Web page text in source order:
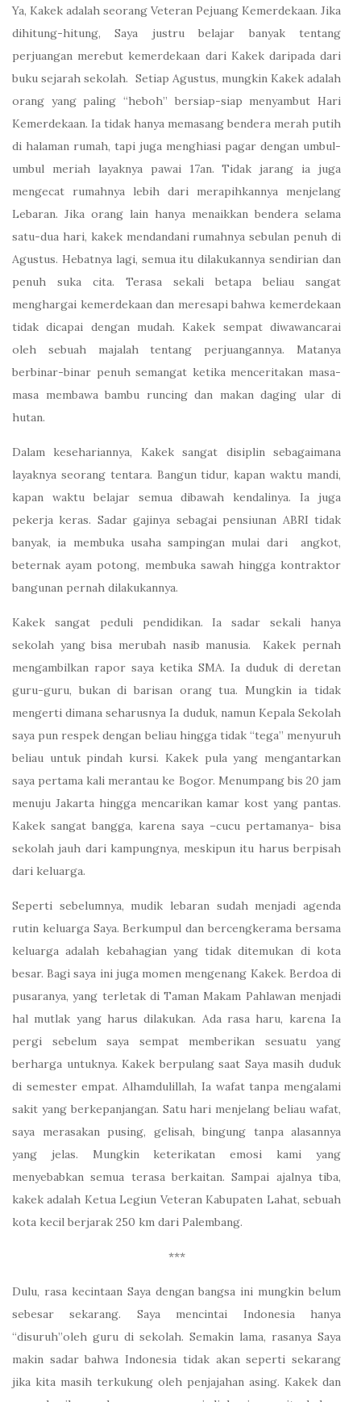
Ya, Kakek adalah seorang Veteran Pejuang Kemerdekaan. Jika
dihitung-hitung, Saya justru belajar banyak tentang
perjuangan merebut kemerdekaan dari Kakek daripada dari
buku sejarah sekolah. Setiap Agustus, mungkin Kakek adalah
orang yang paling “heboh” bersiap-siap menyambut Hari
Kemerdekaan. Ia tidak hanya memasang bendera merah putih
di halaman rumah, tapi juga menghiasi pagar dengan umbul-
umbul meriah layaknya pawai 17an. Tidak jarang ia juga
mengecat rumahnya lebih dari merapihkannya menjelang
Lebaran. Jika orang lain hanya menaikkan bendera selama
satu-dua hari, kakek mendandani rumahnya sebulan penuh di
Agustus. Hebatnya lagi, semua itu dilakukannya sendirian dan
penuh suka cita. Terasa sekali betapa beliau sangat
menghargai kemerdekaan dan meresapi bahwa kemerdekaan
tidak dicapai dengan mudah. Kakek sempat diwawancarai
oleh sebuah majalah tentang perjuangannya. Matanya
berbinar-binar penuh semangat ketika menceritakan masa-
masa membawa bambu runcing dan makan daging ular di
hutan.
Dalam kesehariannya, Kakek sangat disiplin sebagaimana
layaknya seorang tentara. Bangun tidur, kapan waktu mandi,
kapan waktu belajar semua dibawah kendalinya. Ia juga
pekerja keras. Sadar gajinya sebagai pensiunan ABRI tidak
banyak, ia membuka usaha sampingan mulai dari angkot,
beternak ayam potong, membuka sawah hingga kontraktor
bangunan pernah dilakukannya.
Kakek sangat peduli pendidikan. Ia sadar sekali hanya
sekolah yang bisa merubah nasib manusia. Kakek pernah
mengambilkan rapor saya ketika SMA. Ia duduk di deretan
guru-guru, bukan di barisan orang tua. Mungkin ia tidak
mengerti dimana seharusnya Ia duduk, namun Kepala Sekolah
saya pun respek dengan beliau hingga tidak “tega” menyuruh
beliau untuk pindah kursi. Kakek pula yang mengantarkan
saya pertama kali merantau ke Bogor. Menumpang bis 20 jam
menuju Jakarta hingga mencarikan kamar kost yang pantas.
Kakek sangat bangga, karena saya –cucu pertamanya- bisa
sekolah jauh dari kampungnya, meskipun itu harus berpisah
dari keluarga.
Seperti sebelumnya, mudik lebaran sudah menjadi agenda
rutin keluarga Saya. Berkumpul dan bercengkerama bersama
keluarga adalah kebahagian yang tidak ditemukan di kota
besar. Bagi saya ini juga momen mengenang Kakek. Berdoa di
pusaranya, yang terletak di Taman Makam Pahlawan menjadi
hal mutlak yang harus dilakukan. Ada rasa haru, karena Ia
pergi sebelum saya sempat memberikan sesuatu yang
berharga untuknya. Kakek berpulang saat Saya masih duduk
di semester empat. Alhamdulillah, Ia wafat tanpa mengalami
sakit yang berkepanjangan. Satu hari menjelang beliau wafat,
saya merasakan pusing, gelisah, bingung tanpa alasannya
yang jelas. Mungkin keterikatan emosi kami yang
menyebabkan semua terasa berkaitan. Sampai ajalnya tiba,
kakek adalah Ketua Legiun Veteran Kabupaten Lahat, sebuah
kota kecil berjarak 250 km dari Palembang.
***
Dulu, rasa kecintaan Saya dengan bangsa ini mungkin belum
sebesar sekarang. Saya mencintai Indonesia hanya
“disuruh”oleh guru di sekolah. Semakin lama, rasanya Saya
makin sadar bahwa Indonesia tidak akan seperti sekarang
jika kita masih terkukung oleh penjajahan asing. Kakek dan